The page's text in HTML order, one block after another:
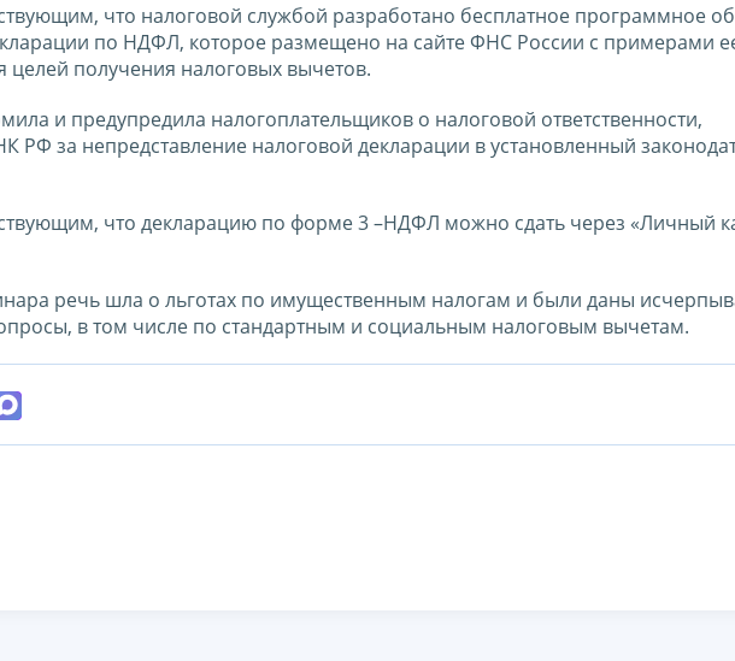
что налоговой службой разработано бесплатное программное
по НДФЛ, которое размещено на сайте ФНС России с примерами
целей получения налоговых вычетов.
и предупредила налогоплательщиков о налоговой ответственности,
РФ за непредставление налоговой декларации в установленный
что декларацию по форме 3 –НДФЛ можно сдать через «Личный
речь шла о льготах по имущественным налогам и были даны
в том числе по стандартным и социальным налоговым вычетам.